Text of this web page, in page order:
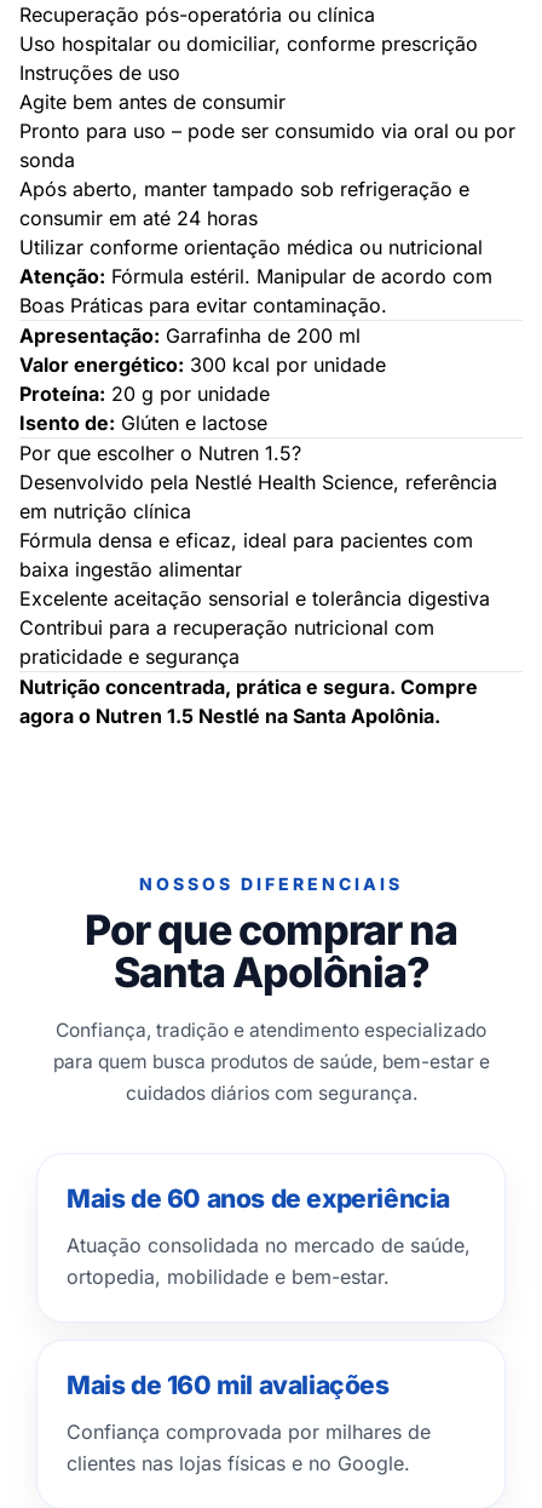
Recuperação pós-operatória ou clínica
Uso hospitalar ou domiciliar, conforme prescrição
Instruções de uso
Agite bem antes de consumir
Pronto para uso – pode ser consumido via oral ou por
sonda
Após aberto, manter tampado sob refrigeração e
consumir em até 24 horas
Utilizar conforme orientação médica ou nutricional
Atenção: Fórmula estéril. Manipular de acordo com
Boas Práticas para evitar contaminação.
Apresentação: Garrafinha de 200 ml
Valor energético: 300 kcal por unidade
Proteína: 20 g por unidade
Isento de: Glúten e lactose
Por que escolher o Nutren 1.5?
Desenvolvido pela Nestlé Health Science, referência
em nutrição clínica
Fórmula densa e eficaz, ideal para pacientes com
baixa ingestão alimentar
Excelente aceitação sensorial e tolerância digestiva
Contribui para a recuperação nutricional com
praticidade e segurança
Nutrição concentrada, prática e segura. Compre
agora o Nutren 1.5 Nestlé na Santa Apolônia.
NOSSOS DIFERENCIAIS
Por que comprar na
Santa Apolônia?
Confiança, tradição e atendimento especializado
para quem busca produtos de saúde, bem-estar e
cuidados diários com segurança.
Mais de 60 anos de experiência
Atuação consolidada no mercado de saúde,
ortopedia, mobilidade e bem-estar.
Mais de 160 mil avaliações
Confiança comprovada por milhares de
clientes nas lojas físicas e no Google.